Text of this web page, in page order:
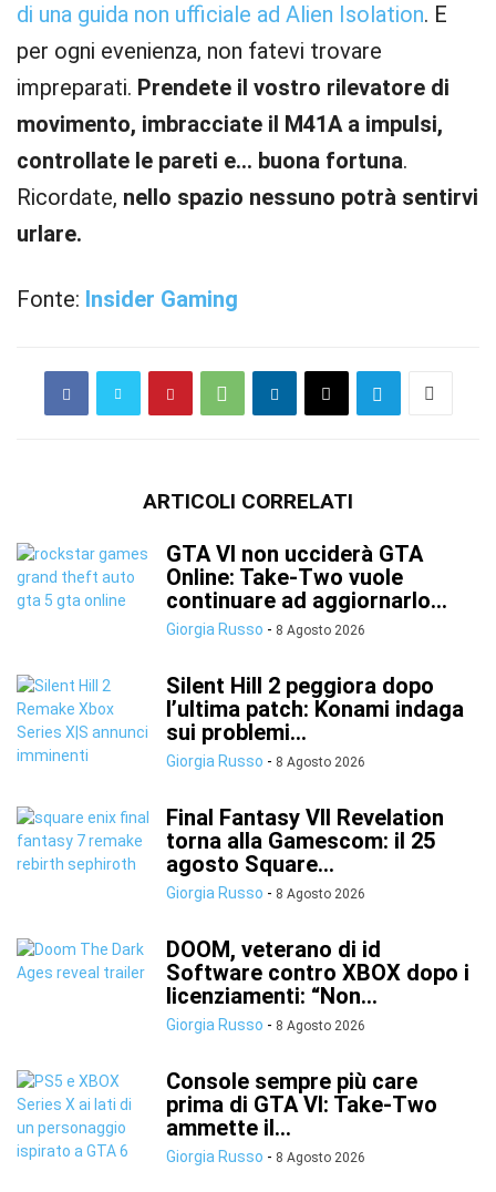
di una guida non ufficiale ad Alien Isolation. E
per ogni evenienza, non fatevi trovare
impreparati. Prendete il vostro rilevatore di
movimento, imbracciate il M41A a impulsi,
controllate le pareti e… buona fortuna.
Ricordate, nello spazio nessuno potrà sentirvi
urlare.
Fonte: Insider Gaming
ARTICOLI CORRELATI
GTA VI non ucciderà GTA
Online: Take-Two vuole
continuare ad aggiornarlo...
Giorgia Russo - 8 Agosto 2026
Silent Hill 2 peggiora dopo
l’ultima patch: Konami indaga
sui problemi...
Giorgia Russo - 8 Agosto 2026
Final Fantasy VII Revelation
torna alla Gamescom: il 25
agosto Square...
Giorgia Russo - 8 Agosto 2026
DOOM, veterano di id
Software contro XBOX dopo i
licenziamenti: “Non...
Giorgia Russo - 8 Agosto 2026
Console sempre più care
prima di GTA VI: Take-Two
ammette il...
Giorgia Russo - 8 Agosto 2026